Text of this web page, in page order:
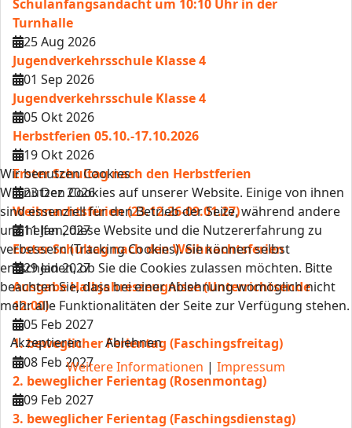
Schulanfangsandacht um 10:10 Uhr in der
Turnhalle
25 Aug 2026
Jugendverkehrsschule Klasse 4
01 Sep 2026
Jugendverkehrsschule Klasse 4
05 Okt 2026
Herbstferien 05.10.-17.10.2026
19 Okt 2026
Erster Schultag nach den Herbstferien
23 Dez 2026
Weihnachtsferien (23.12.26-09.01.27)
11 Jan 2027
Erster Schultag nach den Weihnachtsferien
29 Jan 2027
Ausgabe Halbjahreszeugnisse (Unterrichtsende
12:00)
05 Feb 2027
1. beweglicher Ferientag (Faschingsfreitag)
08 Feb 2027
2. beweglicher Ferientag (Rosenmontag)
09 Feb 2027
3. beweglicher Ferientag (Faschingsdienstag)
Wir benutzen Cookies
Wir nutzen Cookies auf unserer Website. Einige von ihnen
sind essenziell für den Betrieb der Seite, während andere
uns helfen, diese Website und die Nutzererfahrung zu
verbessern (Tracking Cookies). Sie können selbst
entscheiden, ob Sie die Cookies zulassen möchten. Bitte
beachten Sie, dass bei einer Ablehnung womöglich nicht
mehr alle Funktionalitäten der Seite zur Verfügung stehen.
Akzeptieren
Ablehnen
Weitere Informationen | Impressum